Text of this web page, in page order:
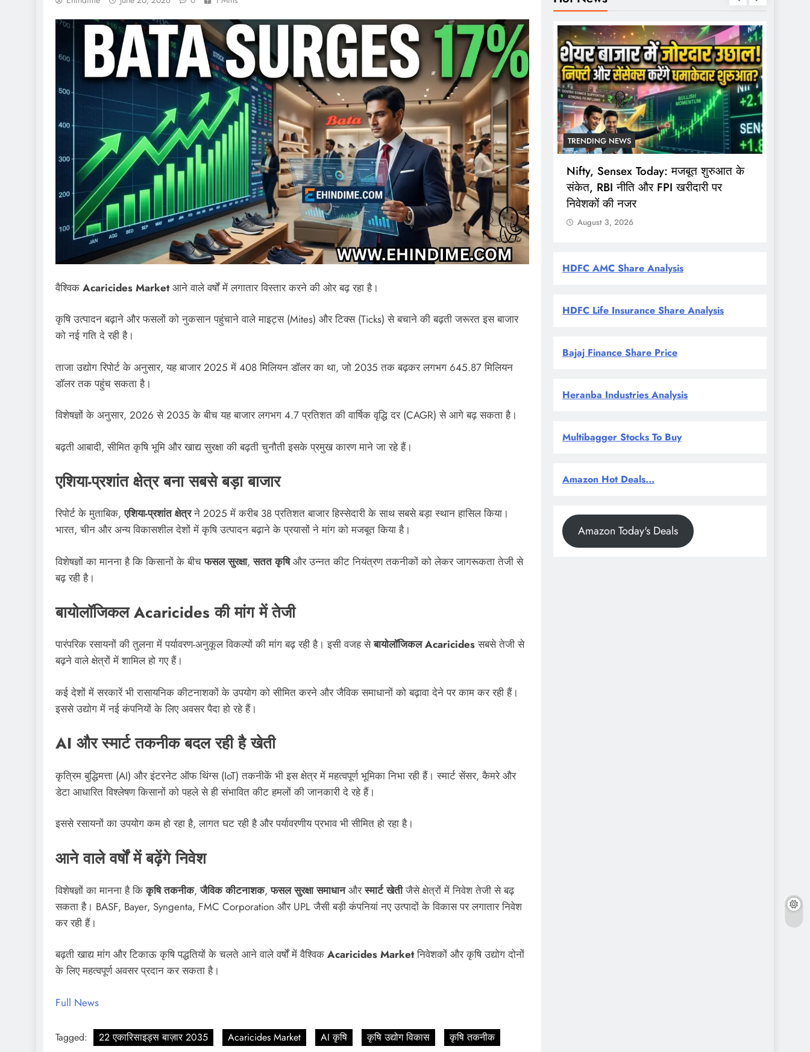
वैश्विक Acaricides Marketआने वाले वर्षों में लगातार विस्तार करने की ओर बढ़ रहा है।
कृषि उत्पादन बढ़ाने और फसलों को नुकसान पहुंचाने वाले माइट्स (Mites) और टिक्स (Ticks) से बचाने की बढ़ती जरूरत इस बाजार
को नई गति दे रही है।
ताजा उद्योग रिपोर्ट के अनुसार, यह बाजार 2025 में 408 मिलियन डॉलर का था, जो 2035 तक बढ़कर लगभग 645.87 मिलियन
डॉलर तक पहुंच सकता है।
विशेषज्ञों के अनुसार, 2026 से 2035 के बीच यह बाजार लगभग 4.7 प्रतिशत की वार्षिक वृद्धि दर (CAGR) से आगे बढ़ सकता है।
बढ़ती आबादी, सीमित कृषि भूमि और खाद्य सुरक्षा की बढ़ती चुनौती इसके प्रमुख कारण माने जा रहे हैं।
एशिया-प्रशांत क्षेत्र बना सबसे बड़ा बाजार
रिपोर्ट के मुताबिक,एशिया-प्रशांत क्षेत्रने 2025 में करीब 38 प्रतिशत बाजार हिस्सेदारी के साथ सबसे बड़ा स्थान हासिल किया।
भारत, चीन और अन्य विकासशील देशों में कृषि उत्पादन बढ़ाने के प्रयासों ने मांग को मजबूत किया है।
विशेषज्ञों का मानना है कि किसानों के बीचफसल सुरक्षा,सतत कृषिऔर उन्नत कीट नियंत्रण तकनीकों को लेकर जागरूकता तेजी से
बढ़ रही है।
बायोलॉजिकल Acaricides की मांग में तेजी
पारंपरिक रसायनों की तुलना में पर्यावरण-अनुकूल विकल्पों की मांग बढ़ रही है। इसी वजह सेबायोलॉजिकल Acaricidesसबसे तेजी से
बढ़ने वाले क्षेत्रों में शामिल हो गए हैं।
कई देशों में सरकारें भी रासायनिक कीटनाशकों के उपयोग को सीमित करने और जैविक समाधानों को बढ़ावा देने पर काम कर रही हैं।
इससे उद्योग में नई कंपनियों के लिए अवसर पैदा हो रहे हैं।
AI और स्मार्ट तकनीक बदल रही है खेती
कृत्रिम बुद्धिमत्ता (AI) और इंटरनेट ऑफ थिंग्स (IoT) तकनीकें भी इस क्षेत्र में महत्वपूर्ण भूमिका निभा रही हैं। स्मार्ट सेंसर, कैमरे और
डेटा आधारित विश्लेषण किसानों को पहले से ही संभावित कीट हमलों की जानकारी दे रहे हैं।
इससे रसायनों का उपयोग कम हो रहा है, लागत घट रही है और पर्यावरणीय प्रभाव भी सीमित हो रहा है।
आने वाले वर्षों में बढ़ेंगे निवेश
विशेषज्ञों का मानना है किकृषि तकनीक,जैविक कीटनाशक,फसल सुरक्षा समाधानऔरस्मार्ट खेतीजैसे क्षेत्रों में निवेश तेजी से बढ़
सकता है। BASF, Bayer, Syngenta, FMC Corporation और UPL जैसी बड़ी कंपनियां नए उत्पादों के विकास पर लगातार निवेश
कर रही हैं।
बढ़ती खाद्य मांग और टिकाऊ कृषि पद्धतियों के चलते आने वाले वर्षों में वैश्विक Acaricides Marketनिवेशकों और कृषि उद्योग दोनों
के लिए महत्वपूर्ण अवसर प्रदान कर सकता है।
Full News
Tagged: 22 एकारिसाइड्स बाज़ार 2035 Acaricides Market AI कृषि कृषि उद्योग विकास
कृषि तकनीक
TRENDING NEWS
Best Commodity Trading Apps in
India for Commodity Market Analysis
August 3, 2026
TRENDING NEWS
Nifty, Sensex Today: मजबूत शुरुआत के
संकेत, RBI नीति और FPI खरीदारी पर
निवेशकों की नजर
August 3, 2026
HDFC AMC Share Analysis
HDFC Life Insurance Share Analysis
Bajaj Finance Share Price
Heranba Industries Analysis
Multibagger Stocks To Buy
Amazon Hot Deals...
Amazon Today's Deals